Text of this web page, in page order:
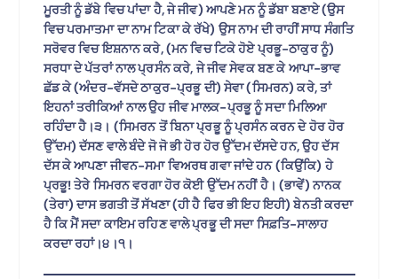
ਮੂਰਤੀ ਨੂੰ ਡੱਬੇ ਵਿਚ ਪਾਂਦਾ ਹੈ, ਜੇ ਜੀਵ) ਆਪਣੇ ਮਨ ਨੂੰ ਡੱਬਾ ਬਣਾਏ (ਉਸ
ਵਿਚ ਪਰਮਾਤਮਾ ਦਾ ਨਾਮ ਟਿਕਾ ਕੇ ਰੱਖੇ) ਉਸ ਨਾਮ ਦੀ ਰਾਹੀਂ ਸਾਧ ਸੰਗਤਿ
ਸਰੋਵਰ ਵਿਚ ਇਸ਼ਨਾਨ ਕਰੇ, (ਮਨ ਵਿਚ ਟਿਕੇ ਹੋਏ ਪ੍ਰਭੂ-ਠਾਕੁਰ ਨੂੰ)
ਸਰਧਾ ਦੇ ਪੱਤਰਾਂ ਨਾਲ ਪ੍ਰਸੰਨ ਕਰੇ, ਜੇ ਜੀਵ ਸੇਵਕ ਬਣ ਕੇ ਆਪਾ-ਭਾਵ
ਛੱਡ ਕੇ (ਅੰਦਰ-ਵੱਸਦੇ ਠਾਕੁਰ-ਪ੍ਰਭੂ ਦੀ) ਸੇਵਾ (ਸਿਮਰਨ) ਕਰੇ, ਤਾਂ
ਇਹਨਾਂ ਤਰੀਕਿਆਂ ਨਾਲ ਉਹ ਜੀਵ ਮਾਲਕ-ਪ੍ਰਭੂ ਨੂੰ ਸਦਾ ਮਿਲਿਆ
ਰਹਿੰਦਾ ਹੈ।੩। (ਸਿਮਰਨ ਤੋਂ ਬਿਨਾ ਪ੍ਰਭੂ ਨੂੰ ਪ੍ਰਸੰਨ ਕਰਨ ਦੇ ਹੋਰ ਹੋਰ
ਉੱਦਮ) ਦੱਸਣ ਵਾਲੇ ਬੰਦੇ ਜੋ ਜੋ ਭੀ ਹੋਰ ਹੋਰ ਉੱਦਮ ਦੱਸਦੇ ਹਨ, ਉਹ ਦੱਸ
ਦੱਸ ਕੇ ਆਪਣਾ ਜੀਵਨ-ਸਮਾ ਵਿਅਰਥ ਗਵਾ ਜਾਂਦੇ ਹਨ (ਕਿਉਂਕਿ) ਹੇ
ਪ੍ਰਭੂ! ਤੇਰੇ ਸਿਮਰਨ ਵਰਗਾ ਹੋਰ ਕੋਈ ਉੱਦਮ ਨਹੀਂ ਹੈ। (ਭਾਵੇਂ) ਨਾਨਕ
(ਤੇਰਾ) ਦਾਸ ਭਗਤੀ ਤੋਂ ਸੱਖਣਾ (ਹੀ ਹੈ ਫਿਰ ਭੀ ਇਹ ਇਹੀ) ਬੇਨਤੀ ਕਰਦਾ
ਹੈ ਕਿ ਮੈਂ ਸਦਾ ਕਾਇਮ ਰਹਿਣ ਵਾਲੇ ਪ੍ਰਭੂ ਦੀ ਸਦਾ ਸਿਫ਼ਤਿ-ਸਾਲਾਹ
ਕਰਦਾ ਰਹਾਂ।੪।੧।